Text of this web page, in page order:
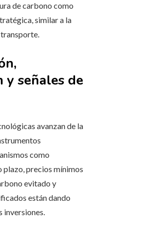
de carbono como
similar a la
y señales de
avanzan de la
como
precios mínimos
evitado y
están dando
inversiones.